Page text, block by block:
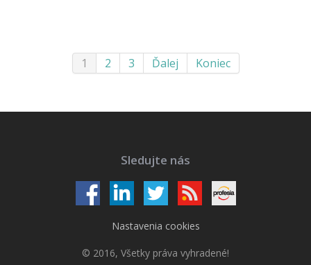
1 2 3 Ďalej Koniec
Sledujte nás
Nastavenia cookies
© 2016, Všetky práva vyhradené!